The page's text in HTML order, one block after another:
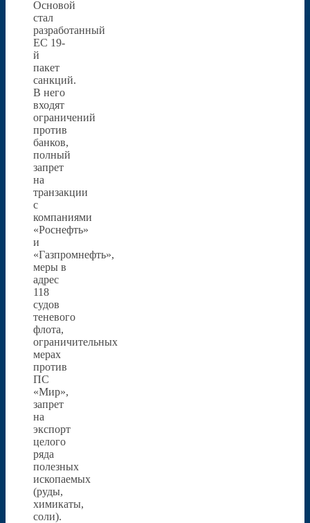
Основой
стал
разработанный
ЕС 19-
й
пакет
санкций.
В него
входят
ограничений
против
банков,
полный
запрет
на
транзакции
с
компаниями
«Роснефть»
и
«Газпромнефть»,
меры в
адрес
118
судов
теневого
флота,
ограничительных
мерах
против
ПС
«Мир»,
запрет
на
экспорт
целого
ряда
полезных
ископаемых
(руды,
химикаты,
соли).